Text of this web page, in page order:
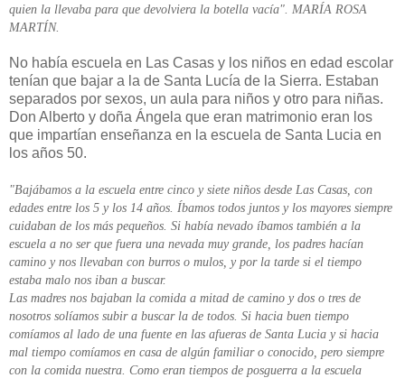
quien la llevaba para que devolviera la botella vacía". MARÍA ROSA
MARTÍN.
No había escuela en Las Casas y los niños en edad escolar
tenían que bajar a la de Santa Lucía de la Sierra. Estaban
separados por sexos, un aula para niños y otro para niñas.
Don Alberto y doña Ángela que eran matrimonio eran los
que impartían enseñanza en la escuela de Santa Lucia en
los años 50.
"Bajábamos a la escuela entre cinco y siete niños desde Las Casas, con
edades entre los 5 y los 14 años. Íbamos todos juntos y los mayores siempre
cuidaban de los más pequeños. Si había nevado íbamos también a la
escuela a no ser que fuera una nevada muy grande, los padres hacían
camino y nos llevaban con burros o mulos, y por la tarde si el tiempo
estaba malo nos iban a buscar.
Las madres nos bajaban la comida a mitad de camino y dos o tres de
nosotros solíamos subir a buscar la de todos. Si hacia buen tiempo
comíamos al lado de una fuente en las afueras de Santa Lucia y si hacia
mal tiempo comíamos en casa de algún familiar o conocido, pero siempre
con la comida nuestra. Como eran tiempos de posguerra a la escuela